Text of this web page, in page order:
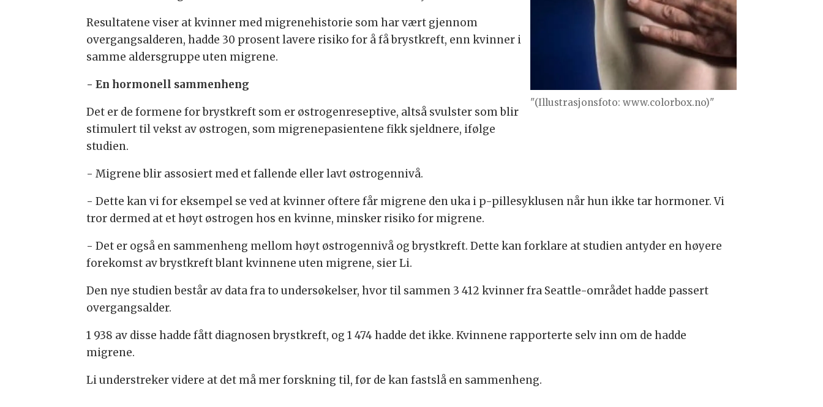
"(Illustrasjonsfoto: www.colorbox.no)"
Resultatene viser at kvinner med migrenehistorie som har vært gjennom
overgangsalderen, hadde 30 prosent lavere risiko for å få brystkreft, enn kvinner i
samme aldersgruppe uten migrene.
- En hormonell sammenheng
Det er de formene for brystkreft som er østrogenreseptive, altså svulster som blir
stimulert til vekst av østrogen, som migrenepasientene fikk sjeldnere, ifølge
studien.
- Migrene blir assosiert med et fallende eller lavt østrogennivå.
- Dette kan vi for eksempel se ved at kvinner oftere får migrene den uka i p-pillesyklusen når hun ikke tar hormoner. Vi
tror dermed at et høyt østrogen hos en kvinne, minsker risiko for migrene.
- Det er også en sammenheng mellom høyt østrogennivå og brystkreft. Dette kan forklare at studien antyder en høyere
forekomst av brystkreft blant kvinnene uten migrene, sier Li.
Den nye studien består av data fra to undersøkelser, hvor til sammen 3 412 kvinner fra Seattle-området hadde passert
overgangsalder.
1 938 av disse hadde fått diagnosen brystkreft, og 1 474 hadde det ikke. Kvinnene rapporterte selv inn om de hadde
migrene.
Li understreker videre at det må mer forskning til, før de kan fastslå en sammenheng.